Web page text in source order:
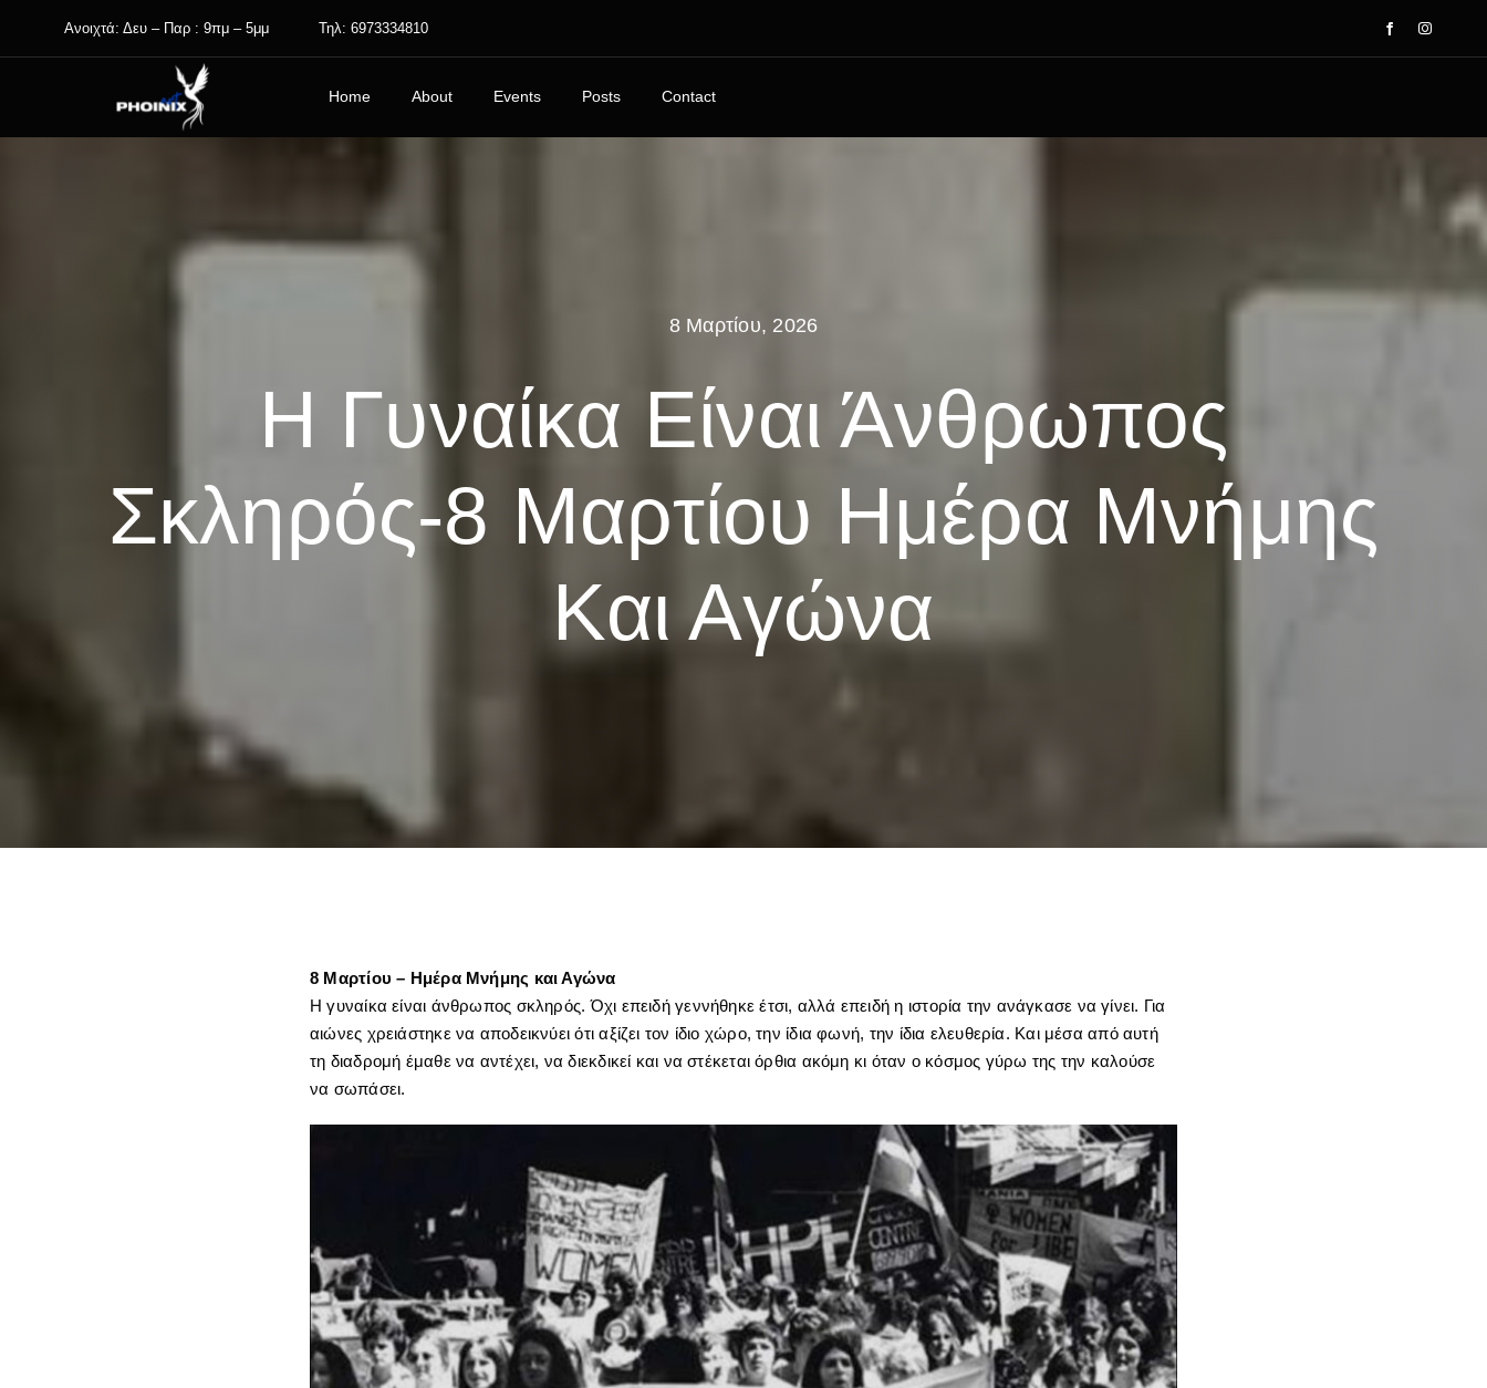
Ανοιχτά: Δευ – Παρ : 9πμ – 5μμ Τηλ: 6973334810
Home About Events Posts Contact
8 Μαρτίου, 2026
Η Γυναίκα Είναι Άνθρωπος
Σκληρός-8 Μαρτίου Ημέρα Μνήμης
Και Αγώνα
8 Μαρτίου – Ημέρα Μνήμης και Αγώνα
Η γυναίκα είναι άνθρωπος σκληρός. Όχι επειδή γεννήθηκε έτσι, αλλά επειδή η ιστορία την ανάγκασε να γίνει. Για
αιώνες χρειάστηκε να αποδεικνύει ότι αξίζει τον ίδιο χώρο, την ίδια φωνή, την ίδια ελευθερία. Και μέσα από αυτή
τη διαδρομή έμαθε να αντέχει, να διεκδικεί και να στέκεται όρθια ακόμη κι όταν ο κόσμος γύρω της την καλούσε
να σωπάσει.